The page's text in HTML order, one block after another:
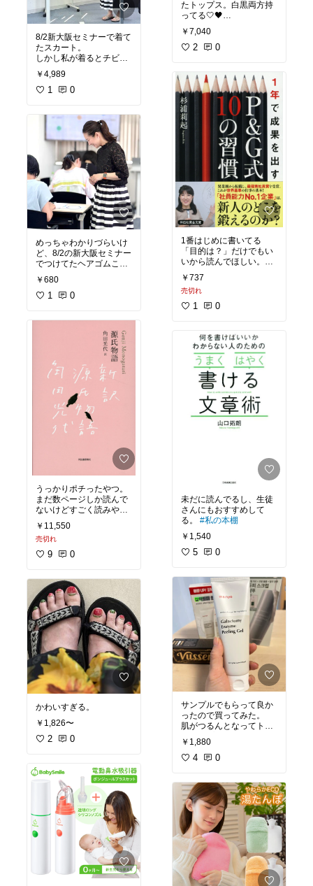
8/2新大阪セミナーで着て
たスカート。
しかし私が着るとチビの
せいかあんま決まらんか
ったww
けっこう分厚くてツルン
でも柄的にやっぱ夏感あ
#オリジナル写真
￥4,989
1 0
めっちゃわかりづらいけ
ど、8/2の新大阪セミナー
でつけてたヘアゴムこ
れ。
かわいくてどれもすごく
￥680
1 0
うっかりポチったやつ。
まだ数ページしか読んで
ないけどすごく読みやす
いです。念願の源氏物語
読破に近づいた…ぞ…？
￥11,550
売切れ
9 0
かわいすぎる。
￥1,826〜
2 0
たトップス。白黒両方持
ってる🤍🖤
レースなのでけっこう涼
しいし、チクチクしない
ので良き。
#オリジナル写真 #買って
よかった
￥7,040
2 0
1番はじめに書いてる
「目的は？」だけでもい
いから読んでほしい。と
いうか、この考え方がで
きると仕事の大部分はう
まくいく。
￥737
売切れ
1 0
未だに読んでるし、生徒
さんにもおすすめして
る。 #私の本棚
￥1,540
5 0
サンプルでもらって良か
ったので買ってみた。
肌がつるんとなってトー
ンアップする！
日本でも買えるけど韓国
の方が安かったです。
韓国の方が安いものがあ
る不思議…
￥1,880
4 0